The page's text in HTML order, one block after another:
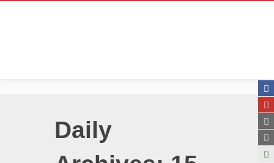
Daily